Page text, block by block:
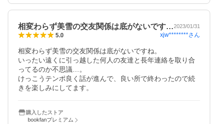
相変わらず美雪の交友関係は底がないです…2023/01/31
5.0 xjw********さん
相変わらず美雪の交友関係は底がないですね。
いったい遠くに引っ越した何人の友達と長年連絡を取り合
ってるのか不思議…。
けっこうテンポ良く話が進んで、良い所で終わったので続
きを楽しみにしてます。
購入したストア
bookfanプレミアム